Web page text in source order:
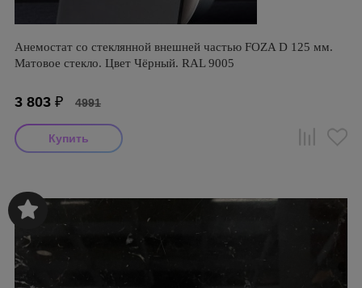
Анемостат со стеклянной внешней частью FOZA D 125 мм.
Матовое стекло. Цвет Чёрный. RAL 9005
3 803 ₽ 4991